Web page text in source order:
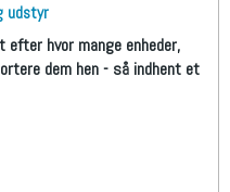
udstyr
efter hvor mange enheder,
dem hen - så indhent et